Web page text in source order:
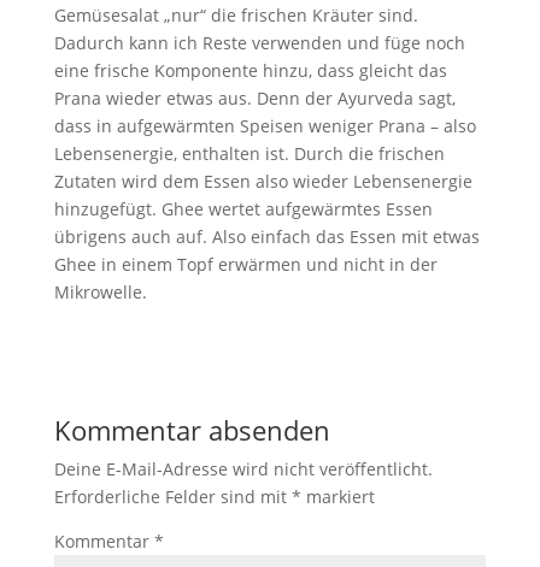
Gemüsesalat „nur“ die frischen Kräuter sind.
Dadurch kann ich Reste verwenden und füge noch
eine frische Komponente hinzu, dass gleicht das
Prana wieder etwas aus. Denn der Ayurveda sagt,
dass in aufgewärmten Speisen weniger Prana – also
Lebensenergie, enthalten ist. Durch die frischen
Zutaten wird dem Essen also wieder Lebensenergie
hinzugefügt. Ghee wertet aufgewärmtes Essen
übrigens auch auf. Also einfach das Essen mit etwas
Ghee in einem Topf erwärmen und nicht in der
Mikrowelle.
Kommentar absenden
Deine E-Mail-Adresse wird nicht veröffentlicht.
Erforderliche Felder sind mit * markiert
Kommentar *